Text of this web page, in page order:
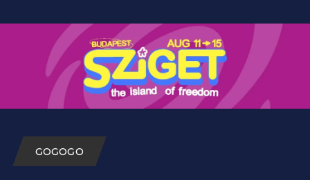
GOGOGO